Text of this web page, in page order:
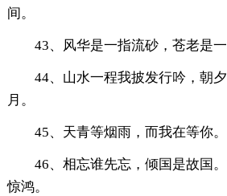
间。
43、风华是一指流砂，苍老是一
44、山水一程我披发行吟，朝夕
月。
45、天青等烟雨，而我在等你。
46、相忘谁先忘，倾国是故国。
惊鸿。